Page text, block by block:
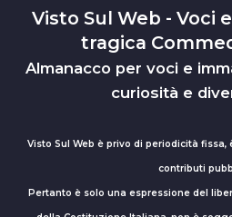
Visto Sul Web - Voci
tragica
Almanacco per voci e
curiosità e
Visto Sul Web è privo di periodicità
contributi
Pertanto è solo una espressione del